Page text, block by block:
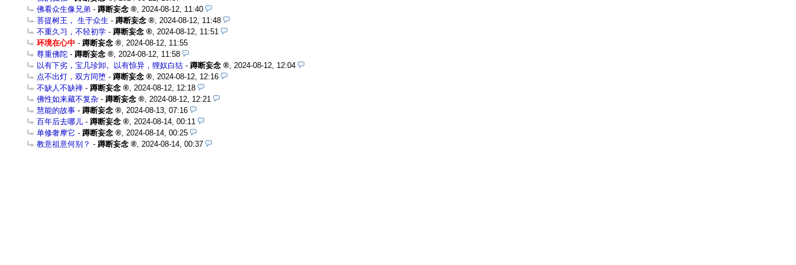
佛看众生像兄弟 - 蹲断妄念
2024-08-12, 11:40
菩提树王， 生于众生 - 蹲断妄念
2024-08-12, 11:48
不重久习，不轻初学 - 蹲断妄念
2024-08-12, 11:51
环境在心中 - 蹲断妄念
2024-08-12, 11:55
尊重佛陀 - 蹲断妄念
2024-08-12, 11:58
以有下劣，宝几珍卸。以有惊异，狸奴白狜 - 蹲断妄念
2024-08-12, 12:04
点不出灯，双方同堕 - 蹲断妄念
2024-08-12, 12:16
不缺人不缺禅 - 蹲断妄念
2024-08-12, 12:18
佛性如来藏不复杂 - 蹲断妄念
2024-08-12, 12:21
慧能的故事 - 蹲断妄念
2024-08-13, 07:16
百年后去哪儿 - 蹲断妄念
2024-08-14, 00:11
单修奢摩它 - 蹲断妄念
2024-08-14, 00:25
教意祖意何别？ - 蹲断妄念 2024-08-14, 00:37